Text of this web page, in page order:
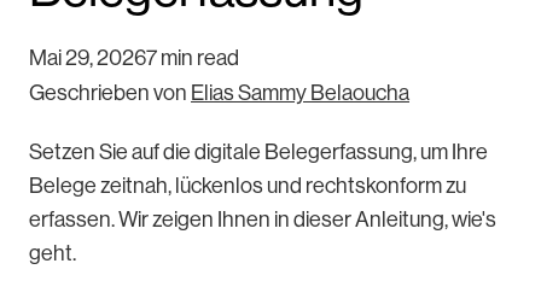
Mai 29, 20267 min read
Geschrieben von Elias Sammy Belaoucha
Setzen Sie auf die digitale Belegerfassung, um Ihre
Belege zeitnah, lückenlos und rechtskonform zu
erfassen. Wir zeigen Ihnen in dieser Anleitung, wie's
geht.